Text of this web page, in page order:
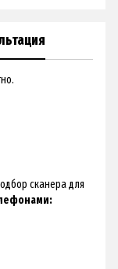
сканера для